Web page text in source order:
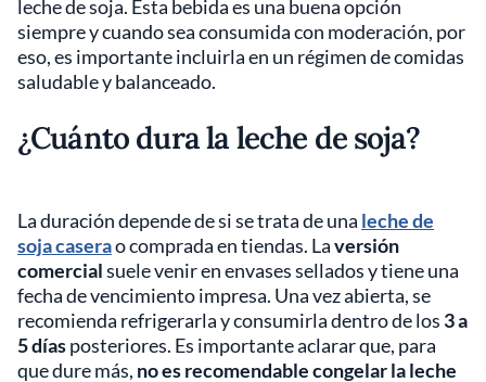
leche de soja. Esta bebida es una buena opción
siempre y cuando sea consumida con moderación, por
eso, es importante incluirla en un régimen de comidas
saludable y balanceado.
¿Cuánto dura la leche de soja?
La duración depende de si se trata de una leche de
soja caserao comprada en tiendas. Laversión
comercialsuele venir en envases sellados y tiene una
fecha de vencimiento impresa. Una vez abierta, se
recomienda refrigerarla y consumirla dentro de los 3 a
5 díasposteriores. Es importante aclarar que, para
que dure más, no es recomendable congelar la leche